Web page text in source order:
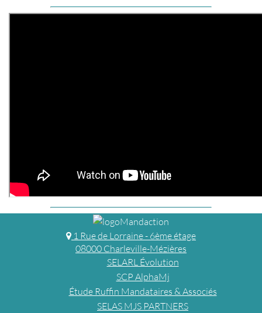
1 Rue de Lorraine - 6ème étage
08000 Charleville-Mézières
SELARL Évolution
SCP AlphaMj
Étude Ruffin Mandataires & Associés
SELAS MJS PARTNERS